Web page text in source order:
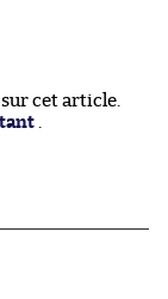
cet article.